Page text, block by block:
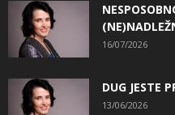
16/07/2026
DUG JESTE
13/06/2026